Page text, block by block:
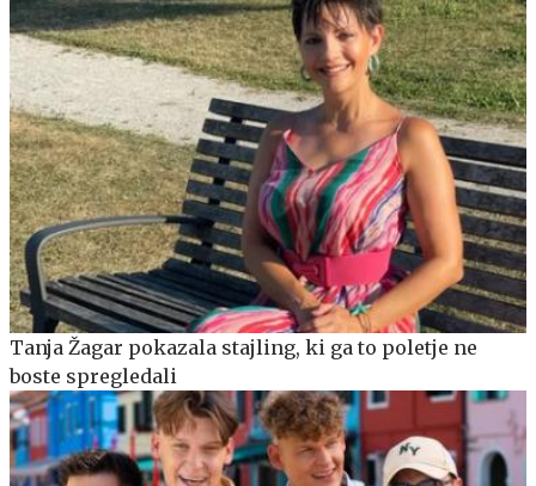
Tanja Žagar pokazala stajling, ki ga to poletje ne
boste spregledali